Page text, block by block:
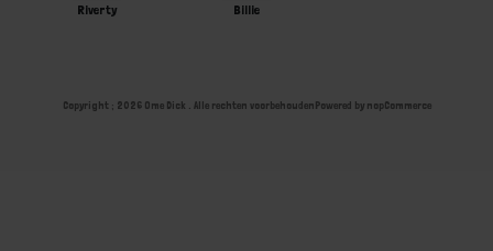
Riverty Billie
Copyright ; 2026 Ome Dick . Alle rechten voorbehoudenPowered by nopCommerce